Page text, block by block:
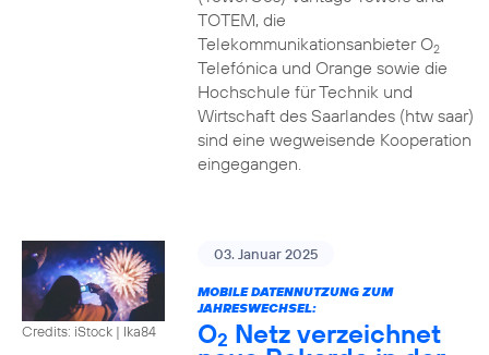
TOTEM, die
Telekommunikationsanbieter O2
Telefónica und Orange sowie die
Hochschule für Technik und
Wirtschaft des Saarlandes (htw saar)
sind eine wegweisende Kooperation
eingegangen.
Credits: iStock | Ika84
03. Januar 2025
MOBILE DATENNUTZUNG ZUM
JAHRESWECHSEL:
O2 Netz verzeichnet